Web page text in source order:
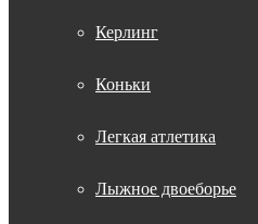
Керлинг
Коньки
Легкая атлетика
Лыжное двоеборье